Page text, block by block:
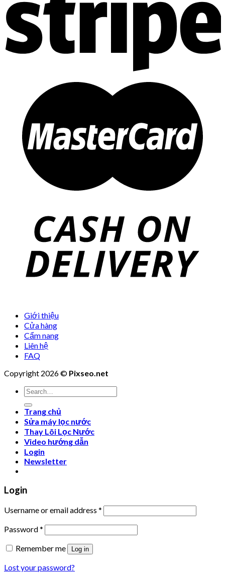
Giới thiệu
Cửa hàng
Cẩm nang
Liên hệ
FAQ
Copyright 2026 © Pixseo.net
Search
for:
Trang chủ
Sửa máy lọc nước
Thay Lõi Lọc Nước
Video hướng dẫn
Login
Newsletter
Login
Username or email address *
Password*
Remember me
Log in
Lost your password?